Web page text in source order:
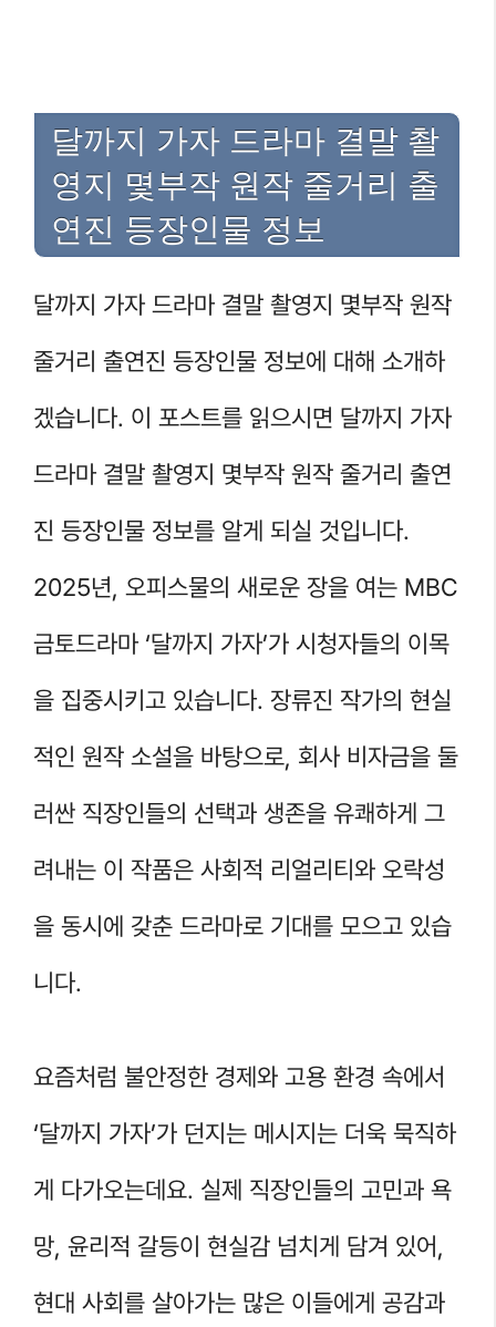
달까지 가자 드라마 결말 촬
영지 몇부작 원작 줄거리 출
연진 등장인물 정보
달까지 가자 드라마 결말 촬영지 몇부작 원작
줄거리 출연진 등장인물 정보에 대해 소개하
겠습니다. 이 포스트를 읽으시면 달까지 가자
드라마 결말 촬영지 몇부작 원작 줄거리 출연
진 등장인물 정보를 알게 되실 것입니다.
2025년, 오피스물의 새로운 장을 여는 MBC
금토드라마 ‘달까지 가자’가 시청자들의 이목
을 집중시키고 있습니다. 장류진 작가의 현실
적인 원작 소설을 바탕으로, 회사 비자금을 둘
러싼 직장인들의 선택과 생존을 유쾌하게 그
려내는 이 작품은 사회적 리얼리티와 오락성
을 동시에 갖춘 드라마로 기대를 모으고 있습
니다.
요즘처럼 불안정한 경제와 고용 환경 속에서
‘달까지 가자’가 던지는 메시지는 더욱 묵직하
게 다가오는데요. 실제 직장인들의 고민과 욕
망, 윤리적 갈등이 현실감 넘치게 담겨 있어,
현대 사회를 살아가는 많은 이들에게 공감과